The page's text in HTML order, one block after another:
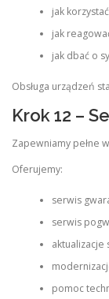
jak
jak
jak dbać o
Obsługa urządzeń
Krok 12 –
Zapewniamy pełne
Oferujemy:
serwis
serwis
aktualizacje
pomoc